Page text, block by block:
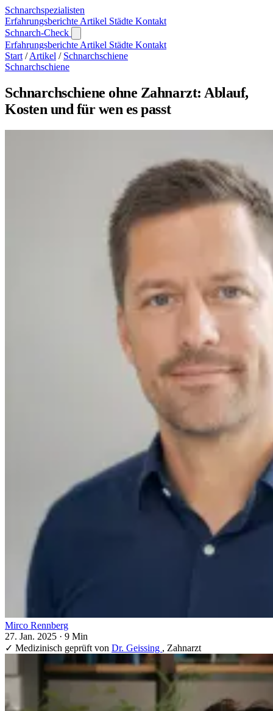
Schnarchspezialisten
Erfahrungsberichte Artikel Städte Kontakt
Schnarch-Check
Erfahrungsberichte Artikel Städte Kontakt
Start / Artikel / Schnarchschiene
Schnarchschiene
Schnarchschiene ohne Zahnarzt: Ablauf,
Kosten und für wen es passt
Mirco Rennberg
27. Jan. 2025 · 9 Min
✓ Medizinisch geprüft von Dr. Geissing , Zahnarzt